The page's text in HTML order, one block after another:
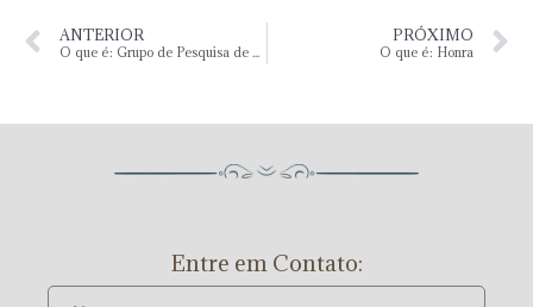
ANTERIOR
O que é: Grupo de Pesquisa de Marcas
PRÓXIMO
O que é: Honra
Entre em Contato: